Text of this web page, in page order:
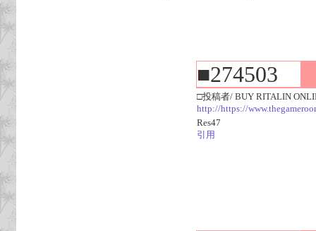
■274503
□投稿者/ BUY RITALIN
http://https://
Res47
引用